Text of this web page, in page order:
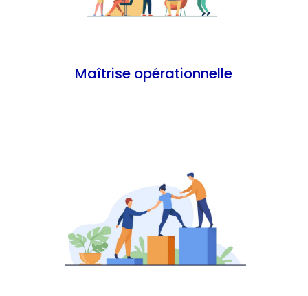
Maîtrise opérationnelle
En savoir plus